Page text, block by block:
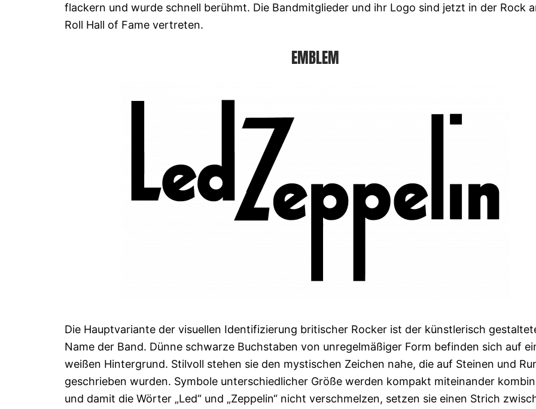
flackern und wurde schnell berühmt. Die Bandmitglieder und ihr Logo sind jetzt in der Rock
Roll Hall of Fame vertreten.
EMBLEM
Die Hauptvariante der visuellen Identifizierung britischer Rocker ist der künstlerisch
Name der Band. Dünne schwarze Buchstaben von unregelmäßiger Form befinden sich auf
weißen Hintergrund. Stilvoll stehen sie den mystischen Zeichen nahe, die auf Steinen und
geschrieben wurden. Symbole unterschiedlicher Größe werden kompakt miteinander
und damit die Wörter „Led“ und „Zeppelin“ nicht verschmelzen, setzen sie einen Strich